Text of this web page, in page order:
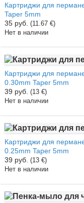
Картриджи для
Taper 5mm
35 руб. (11.67 €)
Нет в наличии
Картриджи для
0.30mm Taper 5mm
39 руб. (13 €)
Нет в наличии
Картриджи для
0.25mm Taper 5mm
39 руб. (13 €)
Нет в наличии